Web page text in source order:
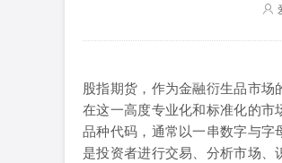
股指期货，作为金融衍生品市场
在这一高度专业化和标准化的
品种代码，通常以一串数字与字
是投资者进行交易、分析市场